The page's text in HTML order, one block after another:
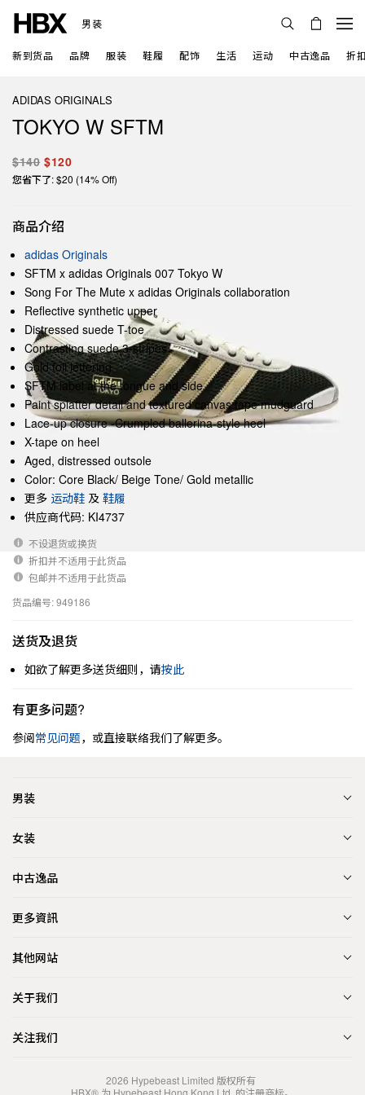
男装
新到货品 品牌 服装 鞋履 配饰 生活 运动 中古逸品 折
ADIDAS ORIGINALS
TOKYO W SFTM
$140 $120
您省下了: $20 (14% Off)
商品介绍
adidas Originals
SFTM x adidas Originals 007 Tokyo W
Song For The Mute x adidas Originals collaboration
Reflective synthetic upper
Distressed suede T-toe
Contrasting suede 3-stripes
Gold foil lettering
SFTM label at the tongue and side
Paint splatter detail and textured canvas tape mudguard
Lace-up closure -Crumpled ballerina-style heel
X-tape on heel
Aged, distressed outsole
Color: Core Black/ Beige Tone/ Gold metallic
更多 运动鞋 及 鞋履
供应商代码: KI4737
不设退货或换货
折扣并不适用于此货品
包邮并不适用于此货品
货品编号: 949186
送货及退货
如欲了解更多送货细则，请按此
有更多问题?
参阅常见问题，或直接联络我们了解更多。
男装
女装
中古逸品
更多資訊
其他网站
关于我们
关注我们
2026 Hypebeast Limited 版权所有
HBX® 为 Hypebeast Hong Kong Ltd. 的注册商标。